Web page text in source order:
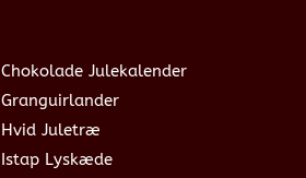
Chokolade Julekalender
Granguirlander
Hvid Juletræ
Istap Lyskæde